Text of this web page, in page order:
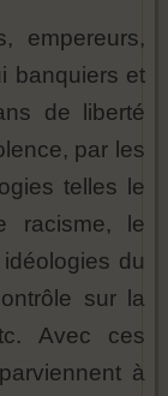
empereurs,
banquiers et
de liberté
par les
telles le
racisme, le
du
sur la
Avec ces
à